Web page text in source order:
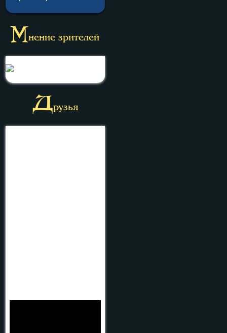
Мнение зрителей
Друзья